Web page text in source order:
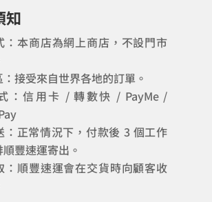
知
：本商店為網上商店，不設門市
接受來自世界各地的訂單。
：信用卡 / 轉數快 / PayMe /
：正常情況下，付款後 3 個工作
豐速運寄出。
：順豐速運會在交貨時向顧客收